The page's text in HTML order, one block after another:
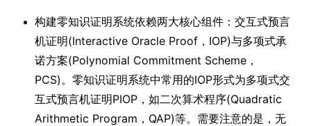
构建零知识证明系统依赖两大核心组件：交互式预言
机证明(Interactive Oracle Proof，IOP)与多项式承
诺方案(Polynomial Commitment Scheme，
PCS)。零知识证明系统中常用的IOP形式为多项式交
互式预言机证明PIOP，如二次算术程序(Quadratic
Arithmetic Program，QAP)等。需要注意的是，无